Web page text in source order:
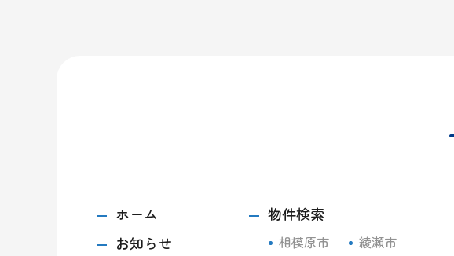
ホーム
お知らせ
物件検索
相模原市
綾瀬市